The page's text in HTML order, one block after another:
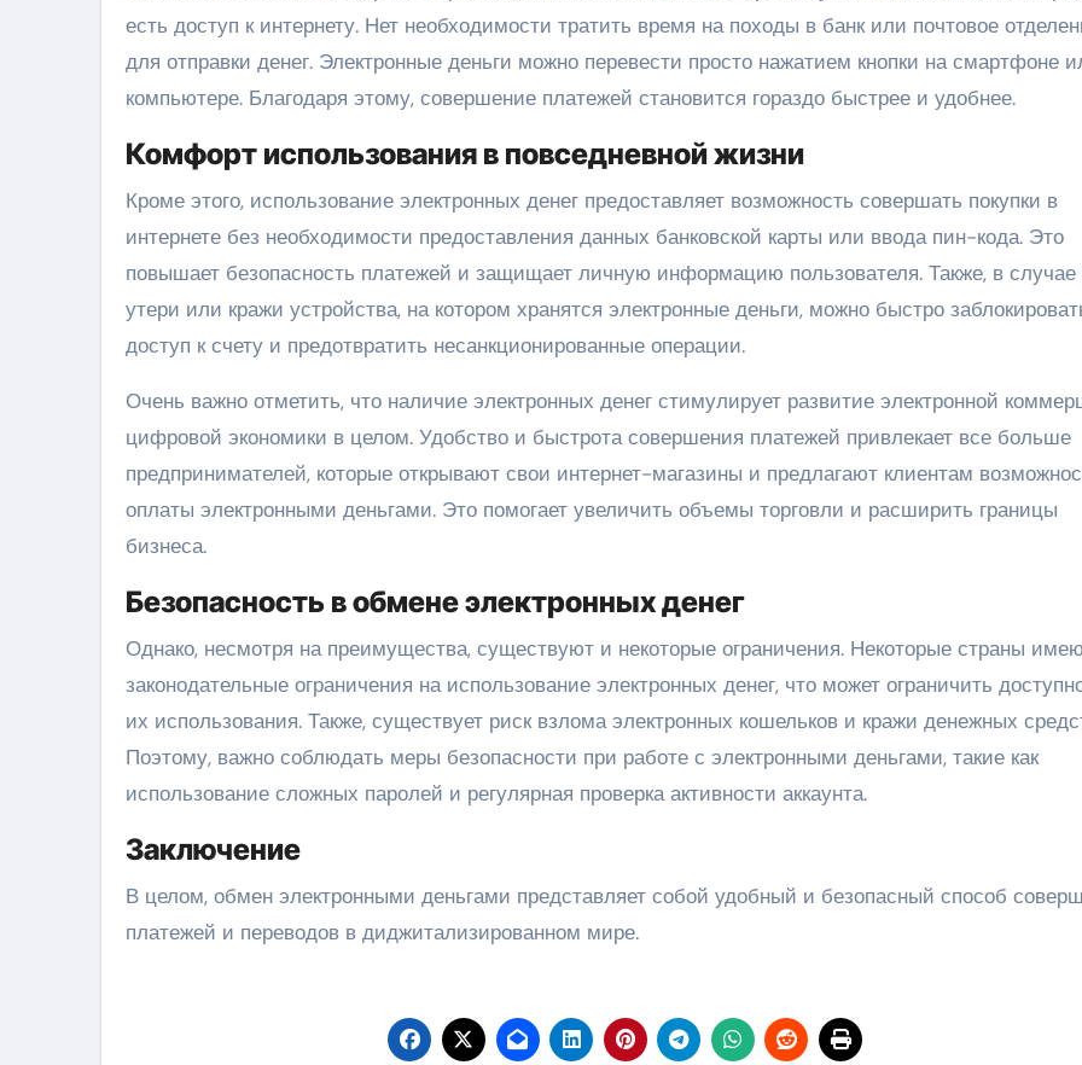
есть доступ к интернету. Нет необходимости тратить время на походы в банк или почтовое
для отправки денег. Электронные деньги можно перевести просто нажатием кнопки на смартфоне
компьютере. Благодаря этому, совершение платежей становится гораздо быстрее и удобнее.
Комфорт использования в повседневной жизни
Кроме этого, использование электронных денег предоставляет возможность совершать покупки в
интернете без необходимости предоставления данных банковской карты или ввода пин-кода. Это
повышает безопасность платежей и защищает личную информацию пользователя. Также, в случае
утери или кражи устройства, на котором хранятся электронные деньги, можно быстро
доступ к счету и предотвратить несанкционированные операции.
Очень важно отметить, что наличие электронных денег стимулирует развитие электронной
цифровой экономики в целом. Удобство и быстрота совершения платежей привлекает все больше
предпринимателей, которые открывают свои интернет-магазины и предлагают клиентам
оплаты электронными деньгами. Это помогает увеличить объемы торговли и расширить границы
бизнеса.
Безопасность в обмене электронных денег
Однако, несмотря на преимущества, существуют и некоторые ограничения. Некоторые страны
законодательные ограничения на использование электронных денег, что может ограничить
их использования. Также, существует риск взлома электронных кошельков и кражи денежных
Поэтому, важно соблюдать меры безопасности при работе с электронными деньгами, такие как
использование сложных паролей и регулярная проверка активности аккаунта.
Заключение
В целом, обмен электронными деньгами представляет собой удобный и безопасный способ
платежей и переводов в диджитализированном мире.